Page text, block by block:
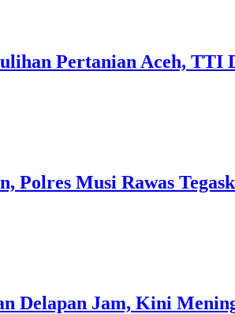
Pertanian Aceh, TTI
Polres Musi Rawas
Delapan Jam, Kini